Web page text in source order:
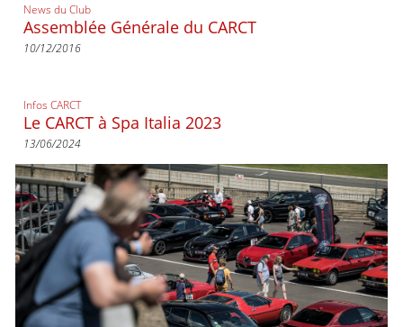
News du Club
Assemblée Générale du CARCT
10/12/2016
Infos CARCT
Le CARCT à Spa Italia 2023
13/06/2024